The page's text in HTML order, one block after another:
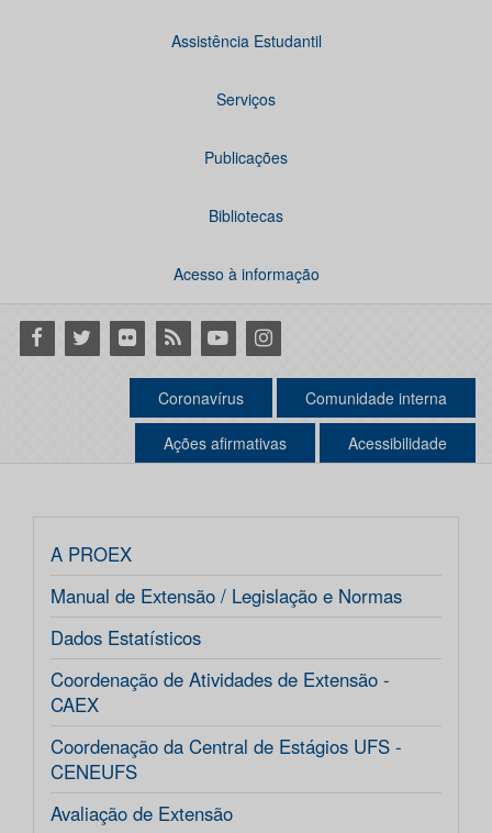
Assistência Estudantil
Serviços
Publicações
Bibliotecas
Acesso à informação
Facebook
Twitter Flickr RSS YoutubeInstagram
Coronavírus Comunidade interna
Ações afirmativas Acessibilidade
A PROEX
Manual de Extensão / Legislação e Normas
Dados Estatísticos
Coordenação de Atividades de Extensão -
CAEX
Coordenação da Central de Estágios UFS -
CENEUFS
Avaliação de Extensão